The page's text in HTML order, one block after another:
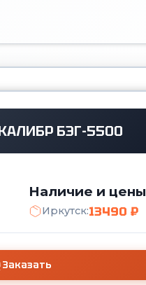
БЭГ-5500
Наличие и цены
Иркутск:13490 ₽
Заказать